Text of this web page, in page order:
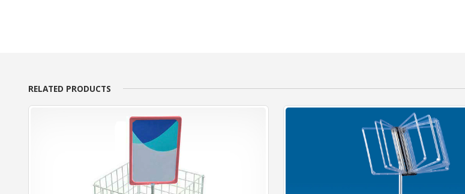
RELATED PRODUCTS